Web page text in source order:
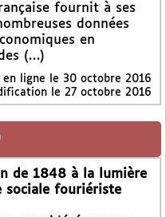
fournit à ses
données
en
(…)
ligne le 30 octobre 2016
le 27 octobre 2016
de 1848 à la lumière
sociale fouriériste